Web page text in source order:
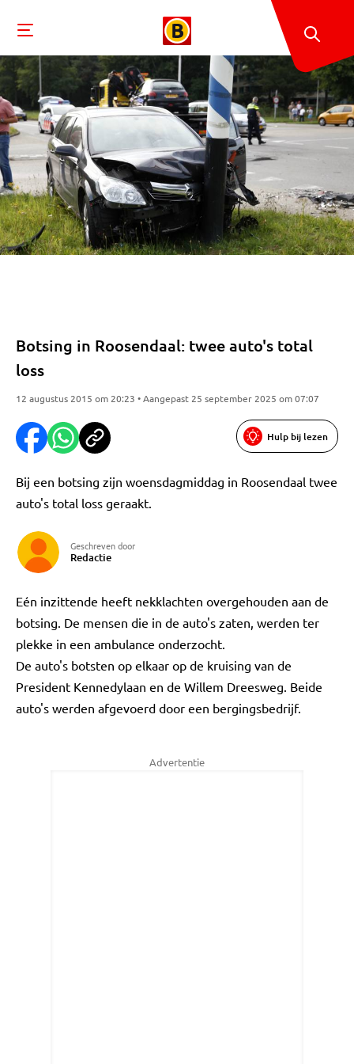
Botsing in Roosendaal: twee auto's total
loss
12 augustus 2015 om 20:23 • Aangepast 25 september 2025 om 07:07
Hulp bij lezen
Bij een botsing zijn woensdagmiddag in Roosendaal twee
auto's total loss geraakt.
Geschreven door
Redactie
Eén inzittende heeft nekklachten overgehouden aan de
botsing. De mensen die in de auto's zaten, werden ter
plekke in een ambulance onderzocht.
De auto's botsten op elkaar op de kruising van de
President Kennedylaan en de Willem Dreesweg. Beide
auto's werden afgevoerd door een bergingsbedrijf.
Advertentie